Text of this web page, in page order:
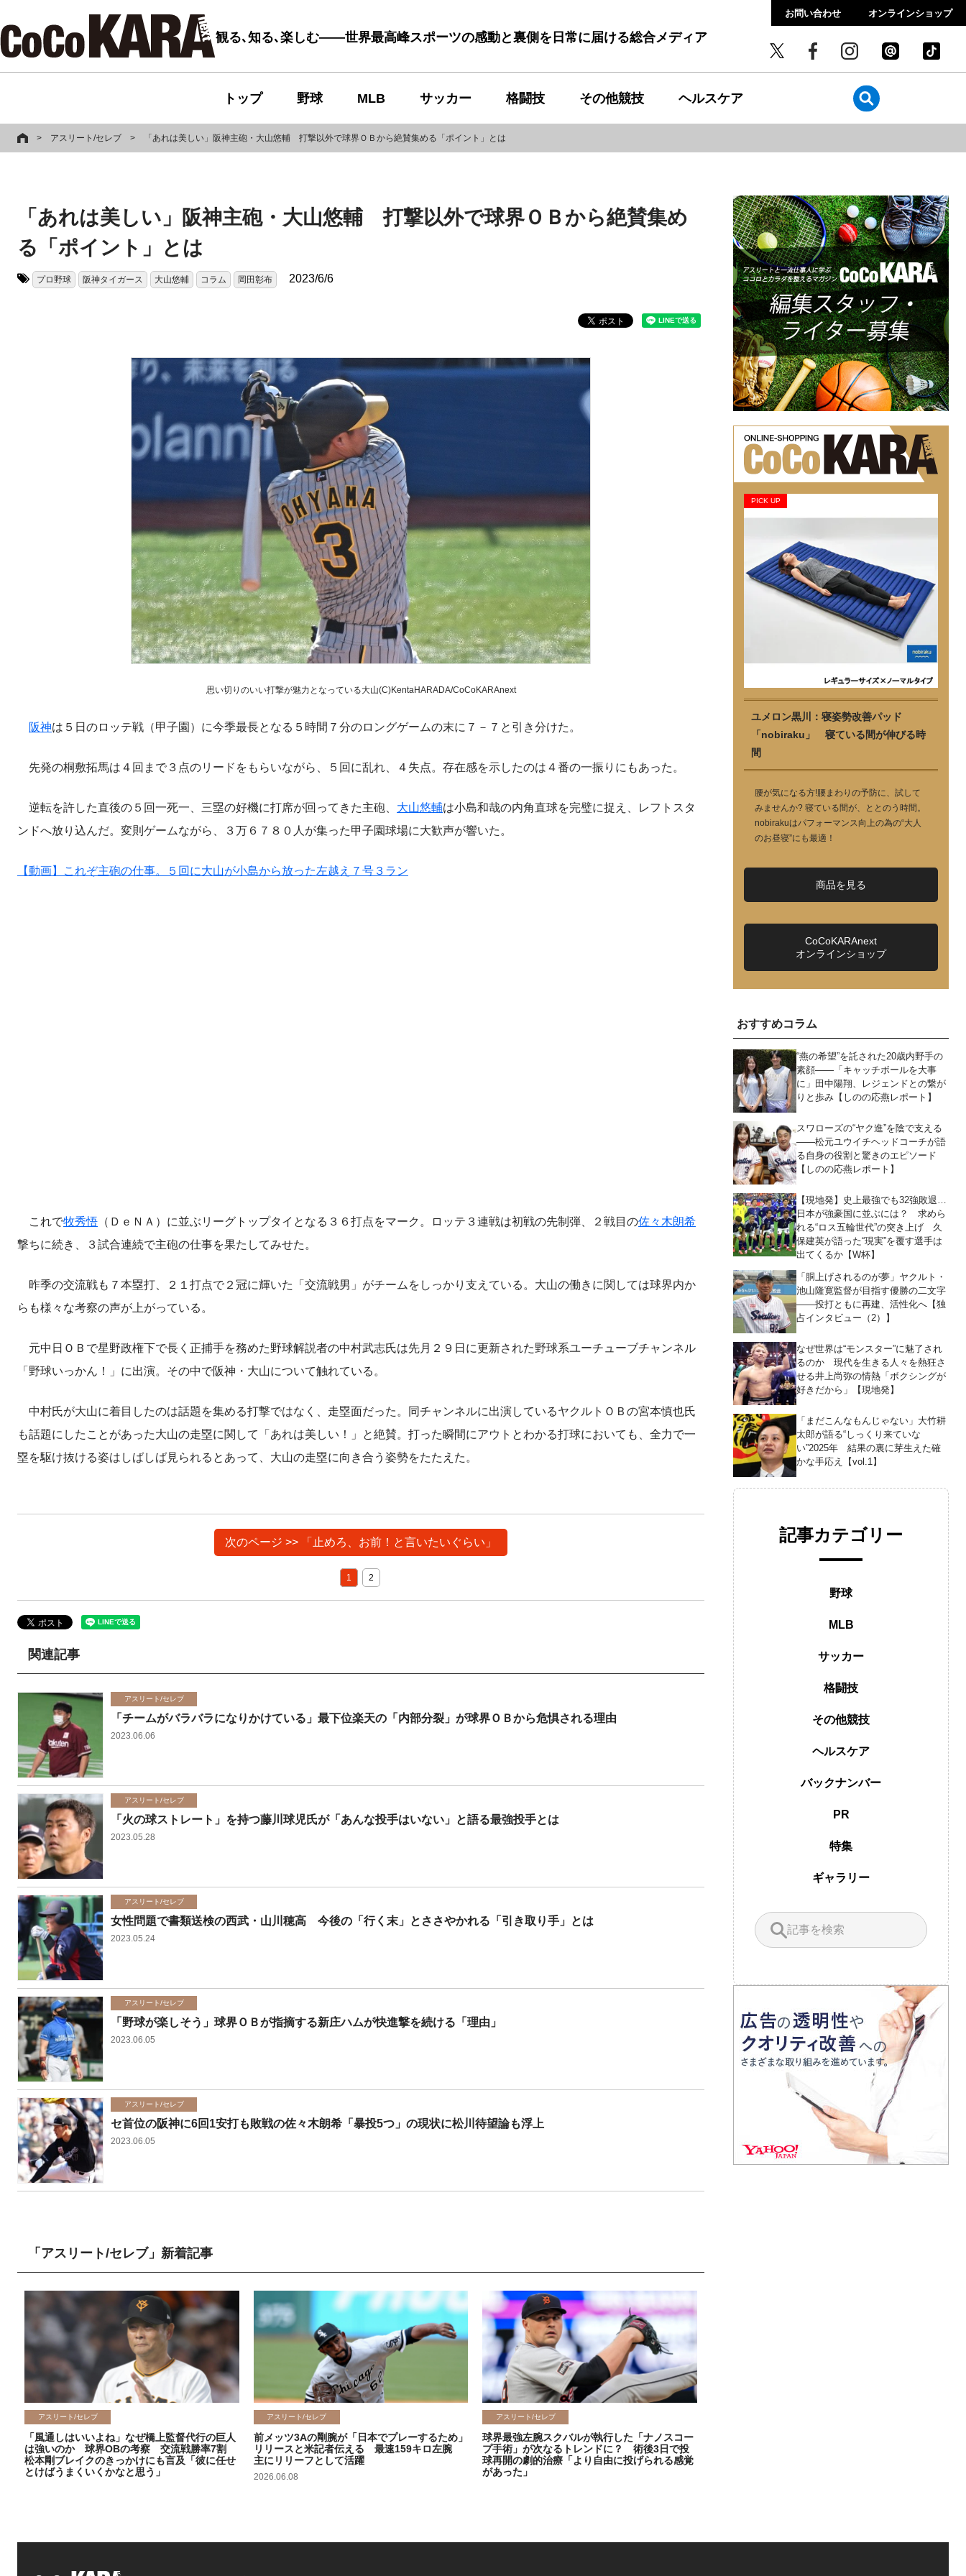
観る､知る､楽しむ――世界最高峰スポーツの感動と裏側を日常に届ける総合メディア
お問い合わせ オンラインショップ
トップ 野球 MLB サッカー 格闘技 その他競技 ヘルスケア
> アスリート/セレブ > 「あれは美しい」阪神主砲・大山悠輔 打撃以外で球界ＯＢから絶賛集める「ポイント」とは
「あれは美しい」阪神主砲・大山悠輔 打撃以外で球界ＯＢから絶賛集め
る「ポイント」とは
プロ野球 阪神タイガース 大山悠輔 コラム 岡田彰布 2023/6/6
思い切りのいい打撃が魅力となっている大山(C)KentaHARADA/CoCoKARAnext
阪神は５日のロッテ戦（甲子園）に今季最長となる５時間７分のロングゲームの末に７－７と引き分けた。
先発の桐敷拓馬は４回まで３点のリードをもらいながら、５回に乱れ、４失点。存在感を示したのは４番の一振りにもあった。
逆転を許した直後の５回一死一、三塁の好機に打席が回ってきた主砲、 大山悠輔は小島和哉の内角直球を完璧に捉え、レフトスタ
ンドへ放り込んだ。変則ゲームながら、３万６７８０人が集った甲子園球場に大歓声が響いた。
【動画】これぞ主砲の仕事。５回に大山が小島から放った左越え７号３ラン
これで牧秀悟 （ＤｅＮＡ）に並ぶリーグトップタイとなる３６打点をマーク。ロッテ３連戦は初戦の先制弾、２戦目の佐々木朗希
撃ちに続き、３試合連続で主砲の仕事を果たしてみせた。
昨季の交流戦も７本塁打、２１打点で２冠に輝いた「交流戦男」がチームをしっかり支えている。大山の働きに関しては球界内か
らも様々な考察の声が上がっている。
元中日ＯＢで星野政権下で長く正捕手を務めた野球解説者の中村武志氏は先月２９日に更新された野球系ユーチューブチャンネル
「野球いっかん！」に出演。その中で阪神・大山について触れている。
中村氏が大山に着目したのは話題を集める打撃ではなく、走塁面だった。同チャンネルに出演しているヤクルトＯＢの宮本慎也氏
も話題にしたことがあった大山の走塁に関して「あれは美しい！」と絶賛。打った瞬間にアウトとわかる打球においても、全力で一
塁を駆け抜ける姿はしばしば見られるとあって、大山の走塁に向き合う姿勢をたたえた。
次のページ >> 「止めろ、お前！と言いたいぐらい」
1 2
関連記事
アスリート/セレブ
「チームがバラバラになりかけている」最下位楽天の「内部分裂」が球界ＯＢから危惧される理由
2023.06.06
アスリート/セレブ
「火の球ストレート」を持つ藤川球児氏が「あんな投手はいない」と語る最強投手とは
2023.05.28
アスリート/セレブ
女性問題で書類送検の西武・山川穂高 今後の「行く末」とささやかれる「引き取り手」とは
2023.05.24
アスリート/セレブ
「野球が楽しそう」球界ＯＢが指摘する新庄ハムが快進撃を続ける「理由」
2023.06.05
アスリート/セレブ
セ首位の阪神に6回1安打も敗戦の佐々木朗希「暴投5つ」の現状に松川待望論も浮上
2023.06.05
「アスリート/セレブ」新着記事
アスリート/セレブ
「風通しはいいよね」なぜ橋上監督代行の巨人
は強いのか 球界OBの考察 交流戦勝率7割
松本剛ブレイクのきっかけにも言及「彼に任せ
とけばうまくいくかなと思う」
アスリート/セレブ
前メッツ3Aの剛腕が「日本でプレーするため」
リリースと米記者伝える 最速159キロ左腕
主にリリーフとして活躍
2026.06.08
アスリート/セレブ
球界最強左腕スクバルが執行した「ナノスコー
プ手術」が次なるトレンドに？ 術後3日で投
球再開の劇的治療「より自由に投げられる感覚
があった」
PICK UP
ユメロン黒川：寝姿勢改善パッド
「nobiraku」 寝ている間が伸びる時
間
腰が気になる方!腰まわりの予防に、試して
みませんか? 寝ている間が、ととのう時間。
nobirakuはパフォーマンス向上の為の“大人
のお昼寝”にも最適！
商品を見る
CoCoKARAnext
オンラインショップ
おすすめコラム
“燕の希望”を託された20歳内野手の
素顔――「キャッチボールを大事
に」田中陽翔、レジェンドとの繋が
りと歩み【しのの応燕レポート】
スワローズの“ヤク進”を陰で支える
――松元ユウイチヘッドコーチが語
る自身の役割と驚きのエピソード
【しのの応燕レポート】
【現地発】史上最強でも32強敗退…
日本が強豪国に並ぶには？ 求めら
れる“ロス五輪世代”の突き上げ 久
保建英が語った“現実”を覆す選手は
出てくるか【W杯】
「胴上げされるのが夢」ヤクルト・
池山隆寛監督が目指す優勝の二文字
――投打ともに再建、活性化へ【独
占インタビュー（2）】
なぜ世界は“モンスター”に魅了され
るのか 現代を生きる人々を熱狂さ
せる井上尚弥の情熱「ボクシングが
好きだから」【現地発】
「まだこんなもんじゃない」大竹耕
太郎が語る“しっくり来ていな
い”2025年 結果の裏に芽生えた確
かな手応え【vol.1】
記事カテゴリー
野球
MLB
サッカー
格闘技
その他競技
ヘルスケア
バックナンバー
PR
特集
ギャラリー